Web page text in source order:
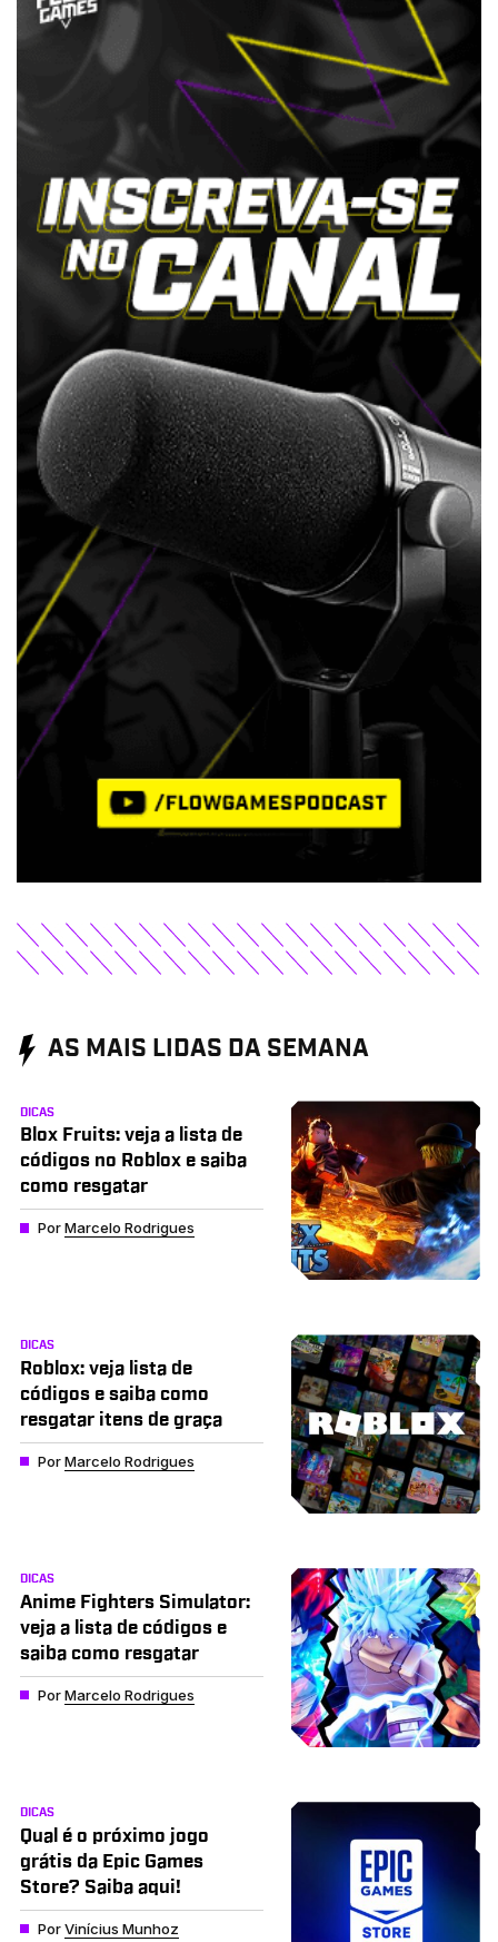
AS MAIS LIDAS DA SEMANA
DICAS
Blox Fruits: veja a lista de
códigos no Roblox e saiba
como resgatar
PorMarcelo Rodrigues
DICAS
Roblox: veja lista de
códigos e saiba como
resgatar itens de graça
PorMarcelo Rodrigues
DICAS
Anime Fighters Simulator:
veja a lista de códigos e
saiba como resgatar
PorMarcelo Rodrigues
DICAS
Qual é o próximo jogo
grátis da Epic Games
Store? Saiba aqui!
PorVinícius Munhoz